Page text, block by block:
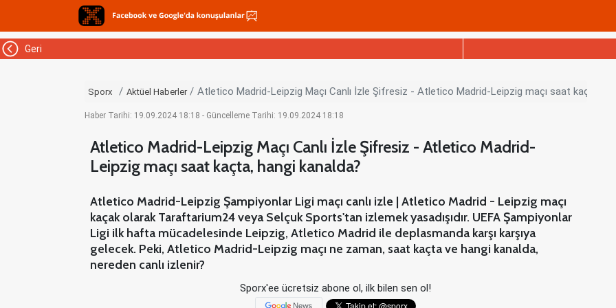
Geri
Sporx Aktüel Haberler Atletico Madrid-Leipzig Maçı Canlı İzle Şifresiz - Atletico Madrid-Leipzig maçı saat kaçta,
Haber Tarihi: 19.09.2024 18:18 - Güncelleme Tarihi: 19.09.2024 18:18
Atletico Madrid-Leipzig Maçı Canlı İzle Şifresiz - Atletico Madrid-
Leipzig maçı saat kaçta, hangi kanalda?
Atletico Madrid-Leipzig Şampiyonlar Ligi maçı canlı izle | Atletico Madrid - Leipzig maçı
kaçak olarak Taraftarium24 veya Selçuk Sports'tan izlemek yasadışıdır. UEFA Şampiyonlar
Ligi ilk hafta mücadelesinde Leipzig, Atletico Madrid ile deplasmanda karşı karşıya
gelecek. Peki, Atletico Madrid-Leipzig maçı ne zaman, saat kaçta ve hangi kanalda,
nereden canlı izlenir?
Sporx'ee ücretsiz abone ol, ilk bilen sen ol!